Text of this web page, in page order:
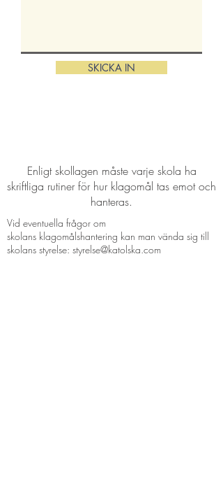
SKICKA IN
Enligt skollagen måste varje skola ha
skriftliga rutiner för hur klagomål tas emot och
hanteras.
Vid eventuella frågor om
skolans klagomålshantering kan man vända sig till
skolans styrelse: styrelse@katolska.com